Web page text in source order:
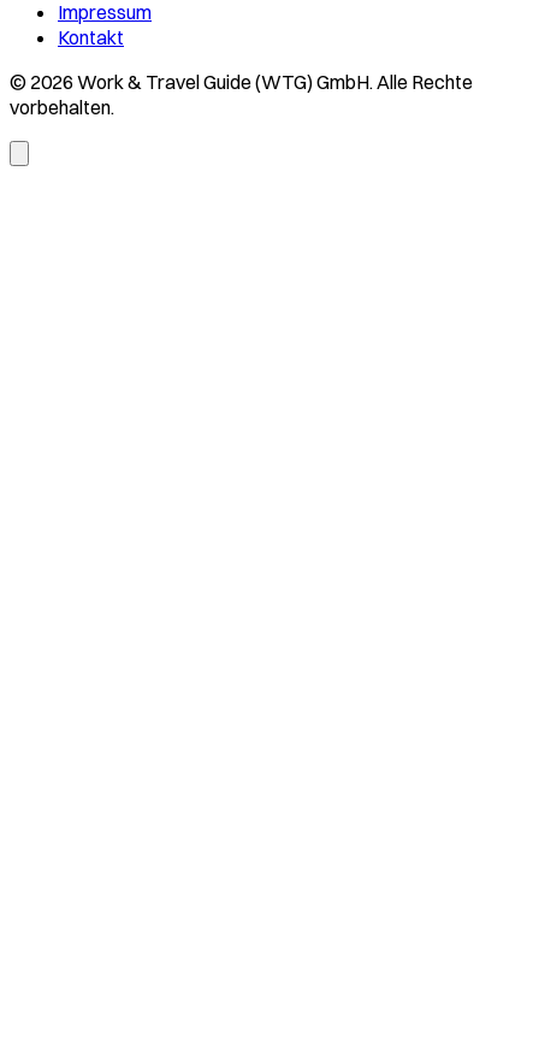
Impressum
Kontakt
© 2026 Work & Travel Guide (WTG) GmbH. Alle Rechte
vorbehalten.